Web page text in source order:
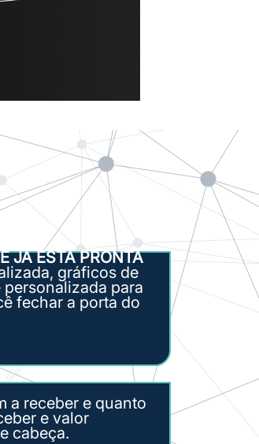
JÁ ESTÁ PRONTA
gráficos de
para
fechar a porta do
a receber e quanto
e valor
cabeça.